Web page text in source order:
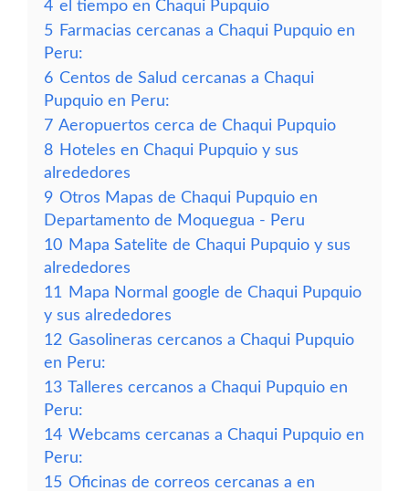
4 el tiempo en Chaqui Pupquio
5 Farmacias cercanas a Chaqui Pupquio en
Peru:
6 Centos de Salud cercanas a Chaqui
Pupquio en Peru:
7 Aeropuertos cerca de Chaqui Pupquio
8 Hoteles en Chaqui Pupquio y sus
alrededores
9 Otros Mapas de Chaqui Pupquio en
Departamento de Moquegua - Peru
10 Mapa Satelite de Chaqui Pupquio y sus
alrededores
11
Mapa Normal google de Chaqui Pupquio
y sus alrededores
12 Gasolineras cercanos a Chaqui Pupquio
en Peru:
13 Talleres cercanos a Chaqui Pupquio en
Peru:
14 Webcams cercanas a Chaqui Pupquio en
Peru:
15 Oficinas de correos cercanas a en